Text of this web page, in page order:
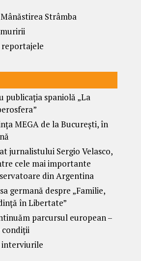
Strâmba
spaniolă „La
MEGA de la București, în
jurnalistului Sergio Velasco,
cele mai importante
din Argentina
germană despre „Familie,
în Libertate”
parcursul european –
condiții
interviurile